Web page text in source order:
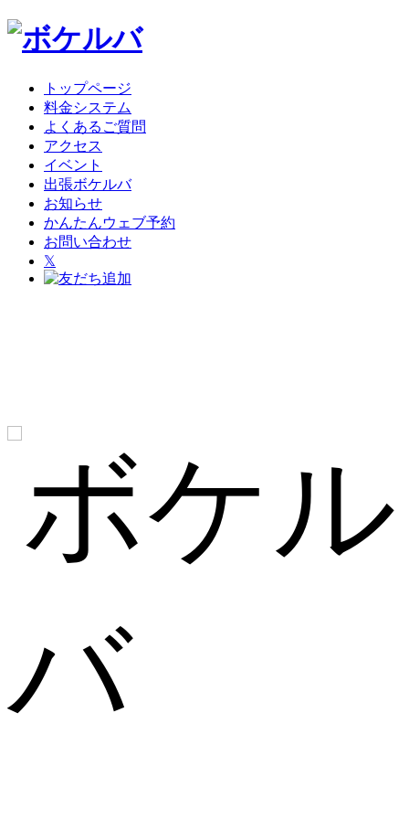
トップページ
料金システム
よくあるご質問
アクセス
イベント
出張ボケルバ
お知らせ
かんたんウェブ予約
お問い合わせ
𝕏